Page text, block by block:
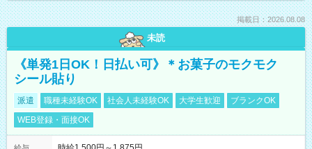
掲載日：2026.08.08
未読
《単発1日OK！日払い可》＊お菓子のモクモク
シール貼り
派遣 職種未経験OK 社会人未経験OK 大学生歓迎
ブランクOK
WEB登録・面接OK